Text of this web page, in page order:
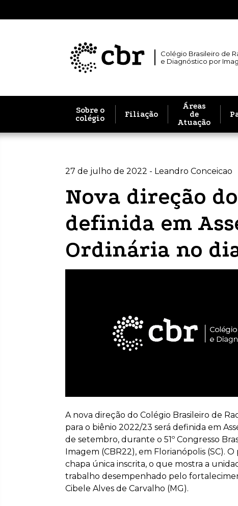
Colégio Brasileiro de
e Diagnóstico por
Sobre o
colégio
Filiação
Áreas
de
Atuação
27 de julho de 2022 - Leandro Conceicao
Nova direção do
definida em
Ordinária no
A nova direção do Colégio Brasileiro de
para o biênio 2022/23 será definida em
de setembro, durante o 51º Congresso
Imagem (CBR22), em Florianópolis (SC).
chapa única inscrita, o que mostra a
trabalho desempenhado pelo
Cibele Alves de Carvalho (MG).